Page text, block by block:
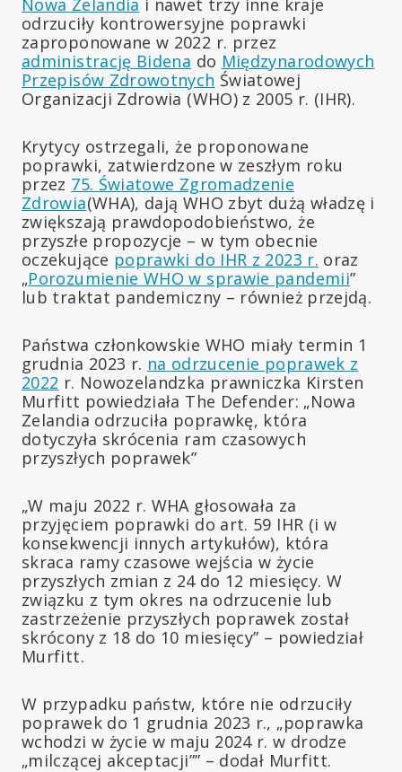
odrzuciły kontrowersyjne poprawki
zaproponowane w 2022 r. przez
administrację Bidena do Międzynarodowych
Przepisów Zdrowotnych Światowej
Organizacji Zdrowia (WHO) z 2005 r. (IHR).
Krytycy ostrzegali, że proponowane
poprawki, zatwierdzone w zeszłym roku
przez 75. Światowe Zgromadzenie
Zdrowia(WHA), dają WHO zbyt dużą władzę i
zwiększają prawdopodobieństwo, że
przyszłe propozycje – w tym obecnie
oczekujące poprawki do IHR z 2023 r. oraz
„Porozumienie WHO w sprawie pandemii”
lub traktat pandemiczny – również przejdą.
Państwa członkowskie WHO miały termin 1
grudnia 2023 r. na odrzucenie poprawek z
2022 r. Nowozelandzka prawniczka Kirsten
Murfitt powiedziała The Defender: „Nowa
Zelandia odrzuciła poprawkę, która
dotyczyła skrócenia ram czasowych
przyszłych poprawek”
„W maju 2022 r. WHA głosowała za
przyjęciem poprawki do art. 59 IHR (i w
konsekwencji innych artykułów), która
skraca ramy czasowe wejścia w życie
przyszłych zmian z 24 do 12 miesięcy. W
związku z tym okres na odrzucenie lub
zastrzeżenie przyszłych poprawek został
skrócony z 18 do 10 miesięcy” – powiedział
Murfitt.
W przypadku państw, które nie odrzuciły
poprawek do 1 grudnia 2023 r., „poprawka
wchodzi w życie w maju 2024 r. w drodze
„milczącej akceptacji”” – dodał Murfitt.